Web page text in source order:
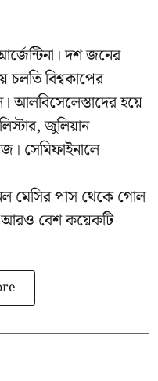
দশ জনের
চলতি বিশ্বকাপের
আলবিসেলেস্তাদের হয়ে
জুলিয়ান
সেমিফাইনালে
মেসির পাস থেকে গোল
আরও বেশ কয়েকটি